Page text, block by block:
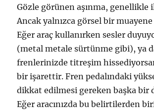
Gözle görünen aşınma, genellikle
Ancak yalnızca görsel bir
Eğer araç kullanırken sesler
(metal metale sürtünme gibi), ya
frenlerinizde titreşim
bir işarettir. Fren pedalındaki
dikkat edilmesi gereken başka bir
Eğer aracınızda bu belirtilerden